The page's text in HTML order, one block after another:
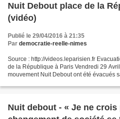
Nuit Debout place de la
(vidéo)
Publié le 29/04/2016 à 21:35
Par democratie-reelle-nimes
Source : http://videos.leparisien.fr
de la République à Paris Vendredi 29
mouvement Nuit Debout ont été évacués
Nuit debout - « Je ne crois